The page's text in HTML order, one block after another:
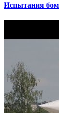
Испытания